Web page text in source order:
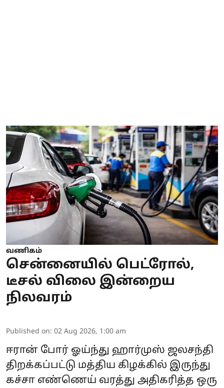
வணிகம்
சென்னையில் பெட்ரோல்,
டீசல் விலை இன்றைய
நிலவரம்
Published on: 02 Aug 2026, 1:00 am
ஈரான் போர் ஓய்ந்து ஹார்முஸ் ஜலசந்தி
திறக்கப்பட்டு மத்திய கிழக்கில் இருந்து
கச்சா எண்ணெய் வரத்து அதிகரித்த ஒரு